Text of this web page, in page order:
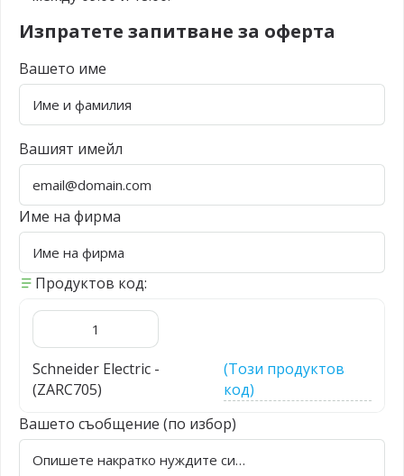
Изпратете запитване за оферта
Вашето име
Вашият имейл
Име на фирма
Продуктов код:
Schneider Electric -
(ZARC705)
(Този продуктов
код)
Вашето съобщение (по избор)